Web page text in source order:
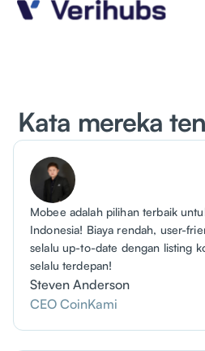
Kata mereka
Mobee adalah pilihan terbaik
Indonesia! Biaya rendah, user-
selalu up-to-date dengan listing
selalu terdepan!
Steven Anderson
CEO CoinKami